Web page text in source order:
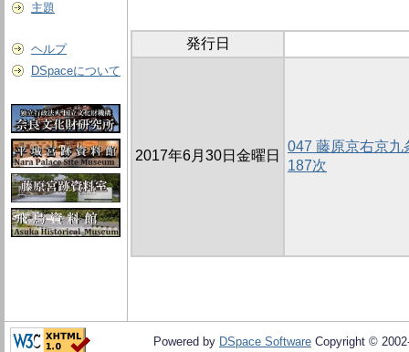
主題
ヘルプ
DSpaceについて
発行日
2017年6月30日金曜日
047 藤原京右京九
187次
Powered by DSpace Software Copyright ©